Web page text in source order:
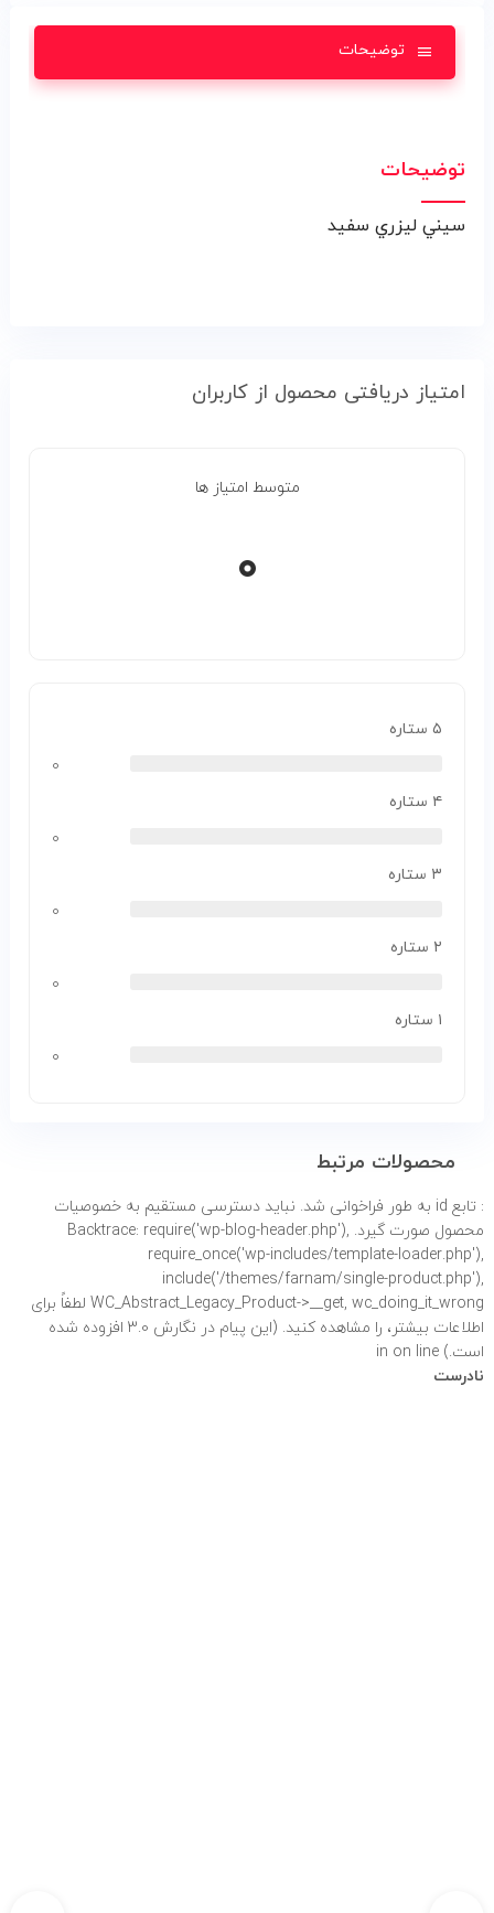
توضیحات
توضیحات
سيني ليزري سفيد
امتیاز دریافتی محصول از کاربران
متوسط امتیاز ها
۰
۵ ستاره
۰
۴ ستاره
۰
۳ ستاره
۰
۲ ستاره
۰
۱ ستاره
۰
محصولات مرتبط
: تابع id به طور
فراخوانی شد. نباید دسترسی مستقیم به خصوصیات
محصول صورت گیرد. Backtrace: require('wp-blog-header.php'),
require_once('wp-includes/template-loader.php'),
include('/themes/farnam/single-product.php'),
WC_Abstract_Legacy_Product->__get, wc_doing_it_wrong لطفاً برای
اطلاعات بیشتر،
را مشاهده کنید. (این پیام در نگارش 3.0 افزوده شده
است.) in on line
نادرست